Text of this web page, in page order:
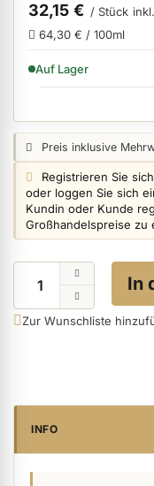
NailArt anzeigen
Hygiene anzeigen
Skintrix anzeigen
Hand- &
32,15 € / Stück
64,30 € / 100ml
VERFÜGBARKEIT:
Auf Lager
Preisangabe:
Preis inklusive
Login info:
Registrieren Sie
oder loggen Sie sich
Kundin oder Kunde
Großhandelspreise zu
In
Zur Wunschliste
INFO